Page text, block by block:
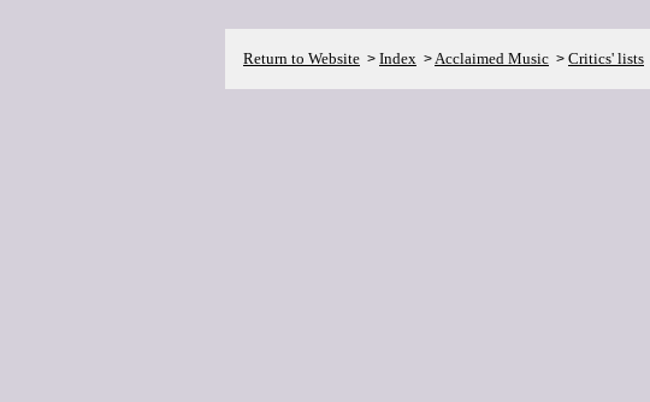
Return to Website > Index >Acclaimed Music > Critics' lists